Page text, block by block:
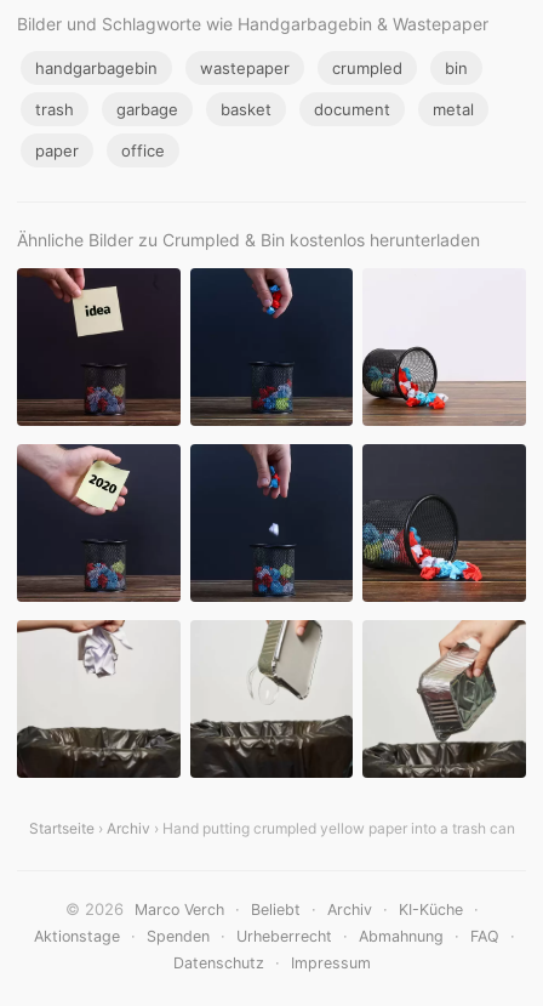
Bilder und Schlagworte wie Handgarbagebin & Wastepaper
handgarbagebin wastepaper crumpled bin
trash garbage basket document metal
paper office
Ähnliche Bilder zu Crumpled & Bin kostenlos herunterladen
Startseite› Archiv › Hand putting crumpled yellow paper into a trash can
© 2026 Marco Verch · Beliebt · Archiv · KI-Küche ·
Aktionstage · Spenden · Urheberrecht · Abmahnung · FAQ ·
Datenschutz · Impressum